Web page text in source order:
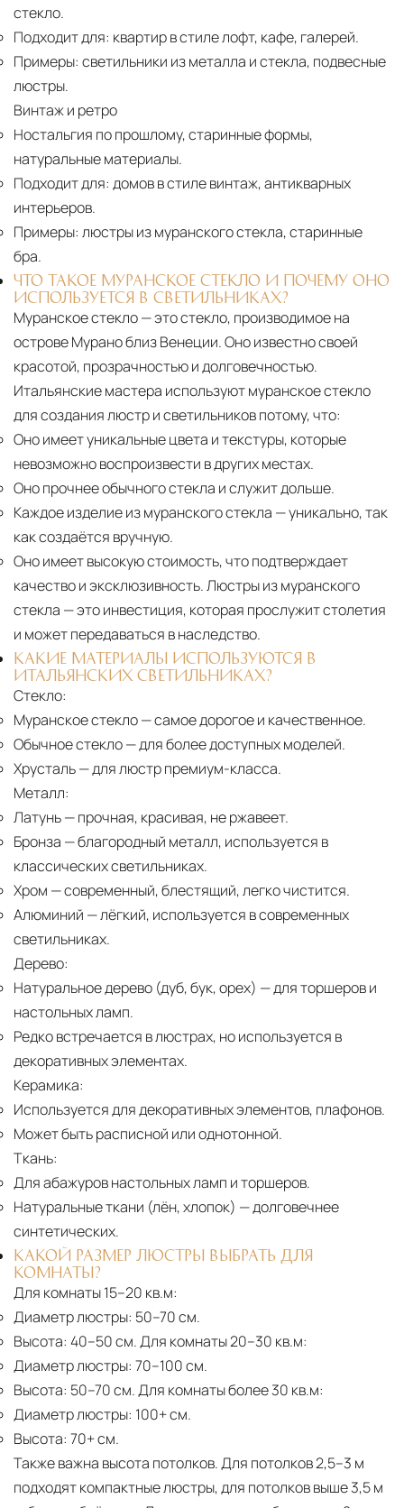
стекло.
Подходит для: квартир в стиле лофт, кафе, галерей.
Примеры: светильники из металла и стекла, подвесные
люстры.
Винтаж и ретро
Ностальгия по прошлому, старинные формы,
натуральные материалы.
Подходит для: домов в стиле винтаж, антикварных
интерьеров.
Примеры: люстры из муранского стекла, старинные
бра.
ЧТО ТАКОЕ МУРАНСКОЕ СТЕКЛО И ПОЧЕМУ ОНО
ИСПОЛЬЗУЕТСЯ В СВЕТИЛЬНИКАХ?
Муранское стекло — это стекло, производимое на
острове Мурано близ Венеции. Оно известно своей
красотой, прозрачностью и долговечностью.
Итальянские мастера используют муранское стекло
для создания люстр и светильников потому, что:
Оно имеет уникальные цвета и текстуры, которые
невозможно воспроизвести в других местах.
Оно прочнее обычного стекла и служит дольше.
Каждое изделие из муранского стекла — уникально, так
как создаётся вручную.
Оно имеет высокую стоимость, что подтверждает
качество и эксклюзивность. Люстры из муранского
стекла — это инвестиция, которая прослужит столетия
и может передаваться в наследство.
КАКИЕ МАТЕРИАЛЫ ИСПОЛЬЗУЮТСЯ В
ИТАЛЬЯНСКИХ СВЕТИЛЬНИКАХ?
Стекло:
Муранское стекло— самое дорогое и качественное.
Обычное стекло— для более доступных моделей.
Хрусталь— для люстр премиум-класса.
Металл:
Латунь— прочная, красивая, не ржавеет.
Бронза — благородный металл, используется в
классических светильниках.
Хром — современный, блестящий, легко чистится.
Алюминий — лёгкий, используется в современных
светильниках.
Дерево:
Натуральное дерево (дуб, бук, орех) — для торшеров и
настольных ламп.
Редко встречается в люстрах, но используется в
декоративных элементах.
Керамика:
Используется для декоративных элементов, плафонов.
Может быть расписной или однотонной.
Ткань:
Для абажуров настольных ламп и торшеров.
Натуральные ткани (лён, хлопок) — долговечнее
синтетических.
КАКОЙ РАЗМЕР ЛЮСТРЫ ВЫБРАТЬ ДЛЯ
КОМНАТЫ?
Для комнаты 15–20 кв.м:
Диаметр люстры: 50–70 см.
Высота: 40–50 см. Для комнаты 20–30 кв.м:
Диаметр люстры: 70–100 см.
Высота: 50–70 см. Для комнаты более 30 кв.м:
Диаметр люстры: 100+ см.
Высота: 70+ см.
Также важна высота потолков. Для потолков 2,5–3 м
подходят компактные люстры, для потолков выше 3,5 м